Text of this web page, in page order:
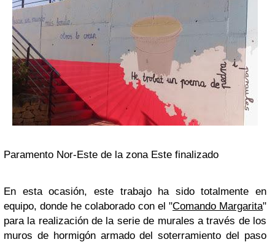
Paramento Nor-Este de la zona Este finalizado
En esta ocasión, este trabajo ha sido totalmente en
equipo, donde he colaborado con el "Comando Margarita"
para la realización de la serie de murales a través de los
muros de hormigón armado del soterramiento del paso